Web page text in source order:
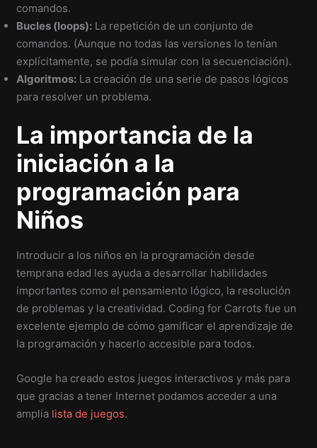
comandos.
Bucles (loops): La repetición de un conjunto de
comandos. (Aunque no todas las versiones lo tenían
explícitamente, se podía simular con la secuenciación).
Algoritmos: La creación de una serie de pasos lógicos
para resolver un problema.
La importancia de la
iniciación a la
programación para
Niños
Introducir a los niños en la programación desde
temprana edad les ayuda a desarrollar habilidades
importantes como el pensamiento lógico, la resolución
de problemas y la creatividad. Coding for Carrots fue un
excelente ejemplo de cómo gamificar el aprendizaje de
la programación y hacerlo accesible para todos.
Google ha creado estos juegos interactivos y más para
que gracias a tener Internet podamos acceder a una
amplia lista de juegos.